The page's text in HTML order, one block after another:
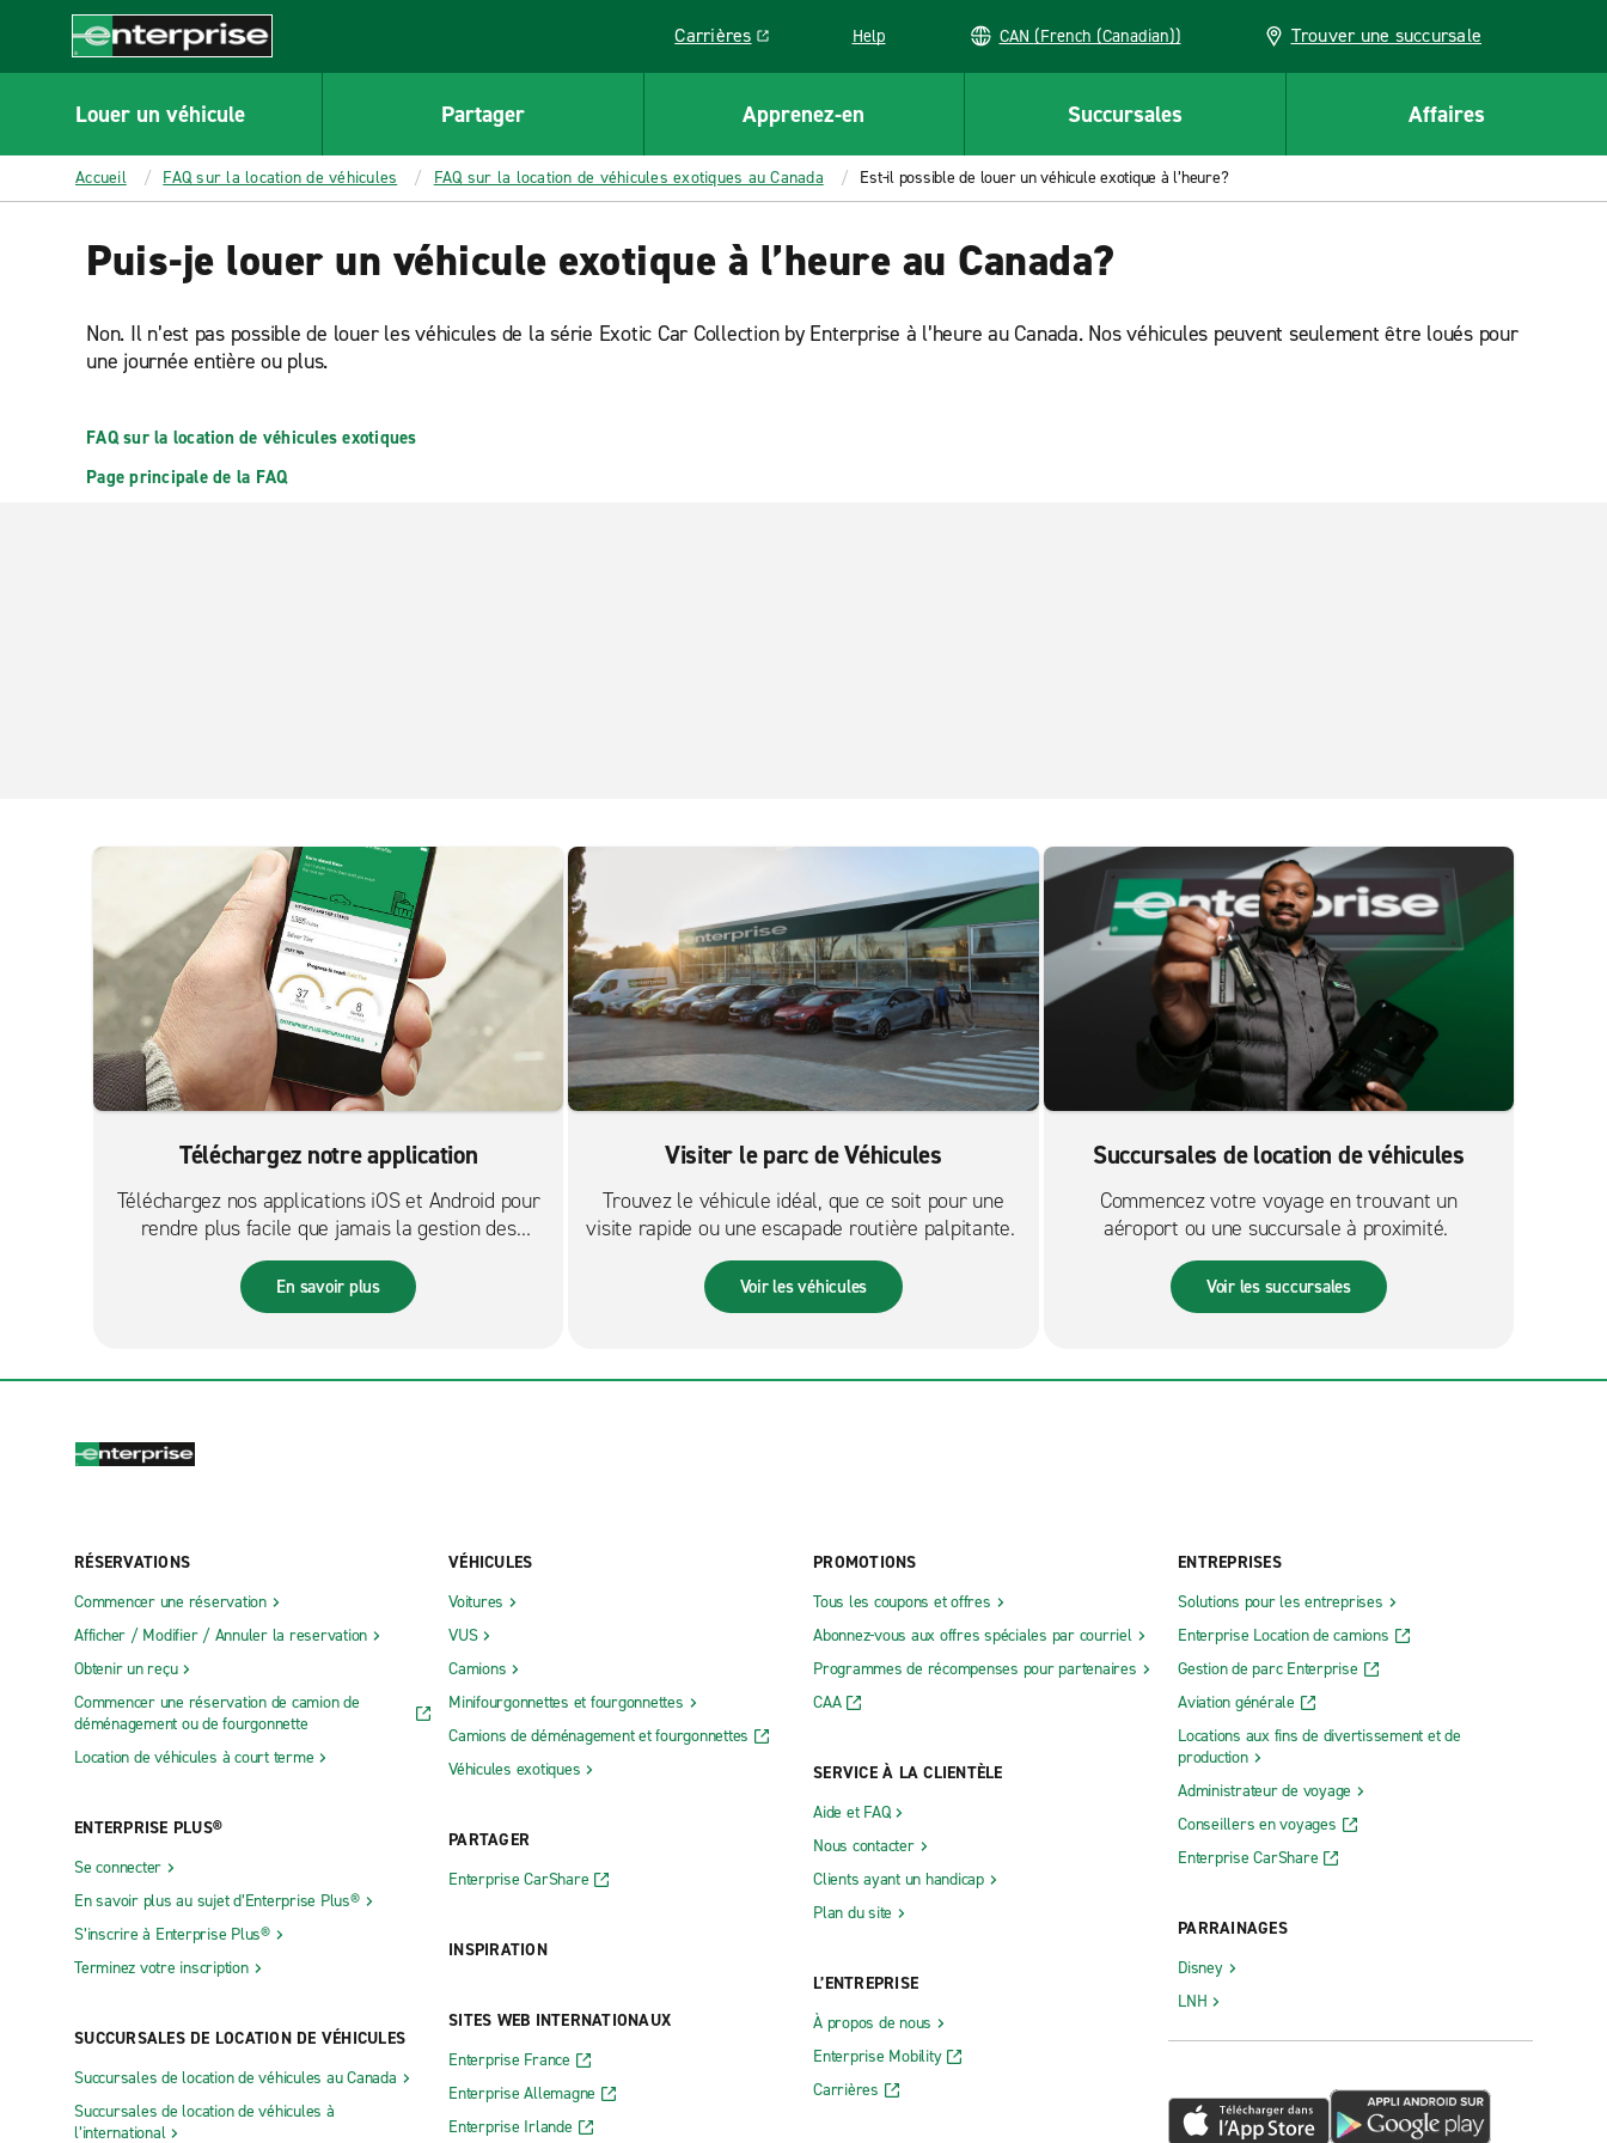
CONTENT
Enterprise
Carrières
Link opens in a new window
Help CAN (French (Canadian)) Trouver une succursale
Louer un véhicule Partager Apprenez-en Succursales Affaires
Accueil FAQ sur la location de véhicules FAQ sur la location de véhicules exotiques au Canada Est-il possible de louer un véhicule exotique à l’heure?
Puis-je louer un véhicule exotique à l’heure au Canada?
Non. Il n’est pas possible de louer les véhicules de la série Exotic Car Collection by Enterprise à l’heure au Canada. Nos véhicules peuvent seulement être loués pour
une journée entière ou plus.
FAQ sur la location de véhicules exotiques
Page principale de la FAQ
Téléchargez notre application
Téléchargez nos applications iOS et Android pour
rendre plus facile que jamais la gestion des
réservations sur le pouce.
En savoir plus
Visiter le parc de Véhicules
Trouvez le véhicule idéal, que ce soit pour une
visite rapide ou une escapade routière palpitante.
Voir les véhicules
Succursales de location de véhicules
Commencez votre voyage en trouvant un
aéroport ou une succursale à proximité.
Voir les succursales
RÉSERVATIONS
Commencer une réservation
Afficher / Modifier / Annuler la reservation
Obtenir un reçu
Commencer une réservation de camion de
déménagement ou de fourgonnette
Location de véhicules à court terme
ENTERPRISE PLUS®
Se connecter
En savoir plus au sujet d’Enterprise Plus®
S’inscrire à Enterprise Plus®
Terminez votre inscription
SUCCURSALES DE LOCATION DE VÉHICULES
Succursales de location de véhicules au Canada
Succursales de location de véhicules à
l’international
VÉHICULES
Voitures
VUS
Camions
Minifourgonnettes et fourgonnettes
Camions de déménagement et fourgonnettes
Véhicules exotiques
PARTAGER
Enterprise CarShare
INSPIRATION
SITES WEB INTERNATIONAUX
Enterprise France
Enterprise Allemagne
Enterprise Irlande
PROMOTIONS
Tous les coupons et offres
Abonnez-vous aux offres spéciales par courriel
Programmes de récompenses pour partenaires
CAA
SERVICE À LA CLIENTÈLE
Aide et FAQ
Nous contacter
Clients ayant un handicap
Plan du site
L’ENTREPRISE
À propos de nous
Enterprise Mobility
Carrières
ENTREPRISES
Solutions pour les entreprises
Enterprise Location de camions
Gestion de parc Enterprise
Aviation générale
Locations aux fins de divertissement et de
production
Administrateur de voyage
Conseillers en voyages
Enterprise CarShare
PARRAINAGES
Disney
LNH